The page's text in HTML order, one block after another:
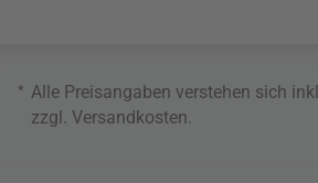
* Alle Preisangaben verstehen sich
zzgl. Versandkosten